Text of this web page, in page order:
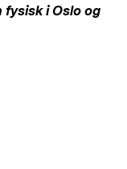
i Oslo og